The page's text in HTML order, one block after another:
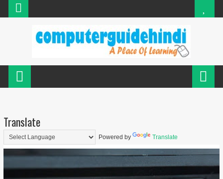
Translate
Powered by Translate